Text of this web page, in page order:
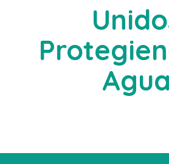
Agua